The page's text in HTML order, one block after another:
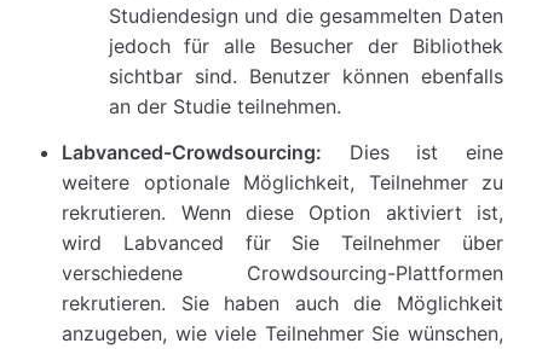
Studiendesign und die gesammelten Daten
jedoch für alle Besucher der Bibliothek
sichtbar sind. Benutzer können ebenfalls
an der Studie teilnehmen.
Labvanced-Crowdsourcing: Dies ist eine
weitere optionale Möglichkeit, Teilnehmer zu
rekrutieren. Wenn diese Option aktiviert ist,
wird Labvanced für Sie Teilnehmer über
verschiedene Crowdsourcing-Plattformen
rekrutieren. Sie haben auch die Möglichkeit
anzugeben, wie viele Teilnehmer Sie wünschen,